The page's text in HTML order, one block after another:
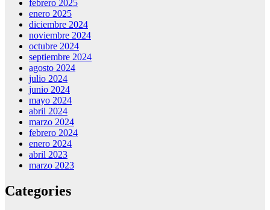
febrero 2025
enero 2025
diciembre 2024
noviembre 2024
octubre 2024
septiembre 2024
agosto 2024
julio 2024
junio 2024
mayo 2024
abril 2024
marzo 2024
febrero 2024
enero 2024
abril 2023
marzo 2023
Categories